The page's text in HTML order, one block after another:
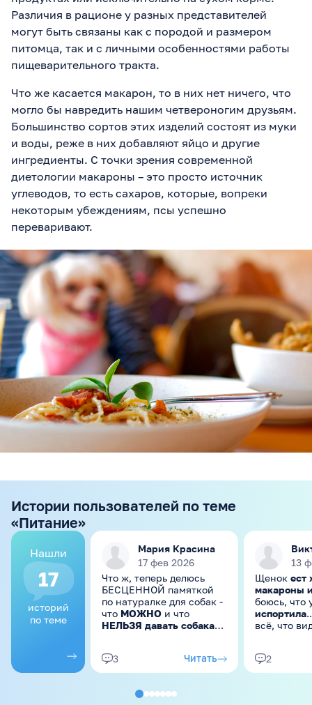
Различия в рационе у разных представителей
могут быть связаны как с породой и размером
питомца, так и с личными особенностями работы
пищеварительного тракта.
Что же касается макарон, то в них нет ничего, что
могло бы навредить нашим четвероногим друзьям.
Большинство сортов этих изделий состоят из муки
и воды, реже в них добавляют яйцо и другие
ингредиенты. С точки зрения современной
диетологии макароны – это просто источник
углеводов, то есть сахаров, которые, вопреки
некоторым убеждениям, псы успешно
переваривают.
Истории пользователей по теме
«Питание»
Нашли
17
историй
по теме
Мария Красина
17 фев 2026
Что ж, теперь делюсь
БЕСЦЕННОЙ памяткой
по натуралке для собак -
что МОЖНО и что
НЕЛЬЗЯ давать собакам
список для кошек в
прошлом посте. И снова
продукты даем БЕЗ соли,
3 Читать
13
Щенок ест
макароны
боюсь, что
испортила
всё, что
это
пищевые
2